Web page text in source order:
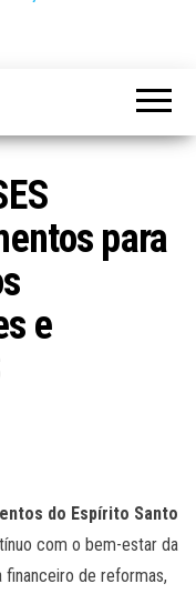
para
e
do Espírito Santo
com o bem-estar da
financeiro de reformas,